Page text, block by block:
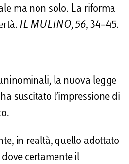
ma non solo. La riforma
IL MULINO,56, 34–45.
la nuova legge
suscitato l’impressione di
in realtà, quello adottato
certamente il